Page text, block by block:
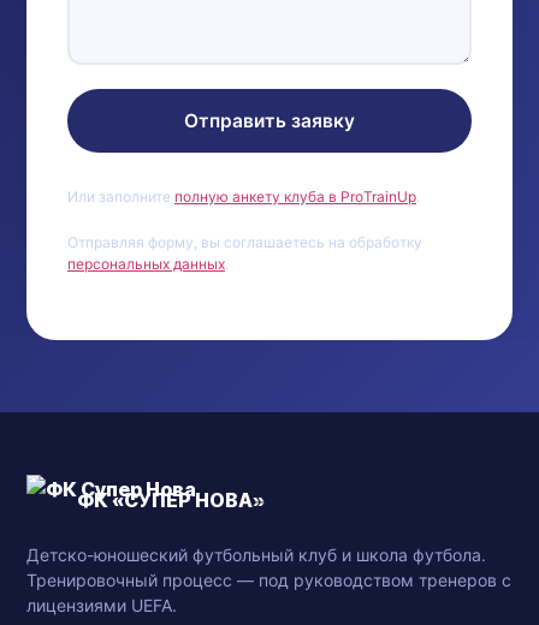
Отправить заявку
Или заполните полную анкету клуба в ProTrainUp.
Отправляя форму, вы соглашаетесь на обработку
персональных данных.
ФК «СУПЕР НОВА»
Детско-юношеский футбольный клуб и школа футбола.
Тренировочный процесс — под руководством тренеров с
лицензиями UEFA.